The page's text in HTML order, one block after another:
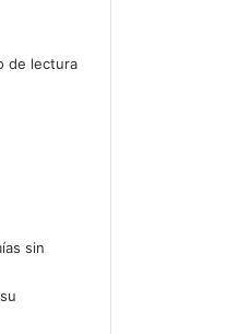
de lectura
sin